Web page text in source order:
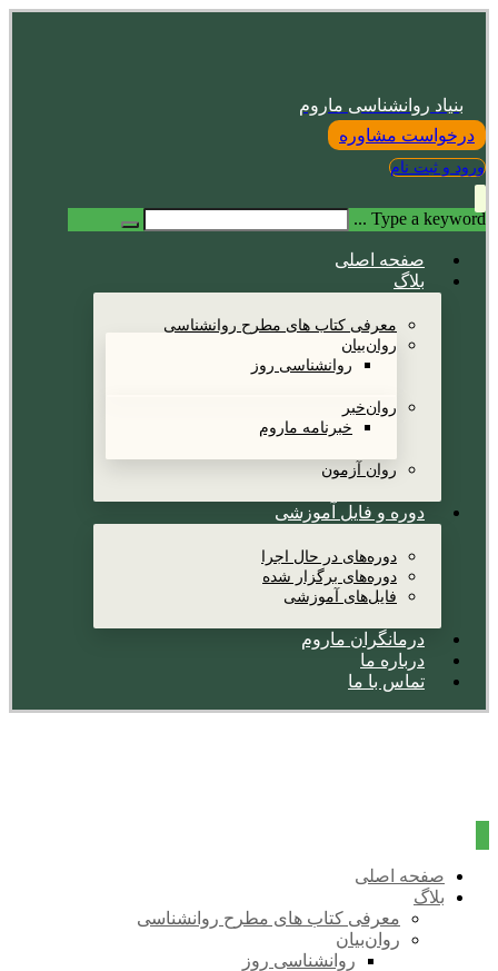
بنیاد روانشناسی ماروم
درخواست مشاوره
ورود و ثبت نام
Type a keyword ...
صفحه اصلی
بلاگ
معرفی کتاب های مطرح روانشناسی
روان‌بیان
روانشناسی روز
روان‌خبر
خبرنامه ماروم
روان آزمون
دوره و فایل آموزشی
دوره‌های در حال اجرا
دوره‌های برگزار شده
فایل‌های آموزشی
درمانگران ماروم
درباره ما
تماس با ما
صفحه اصلی
بلاگ
معرفی کتاب های مطرح روانشناسی
روان‌بیان
روانشناسی روز